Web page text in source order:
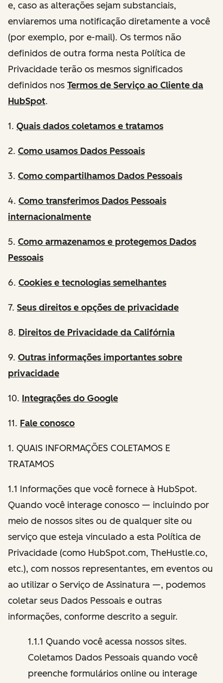
e, caso as alterações sejam substanciais,
enviaremos uma notificação diretamente a você
(por exemplo, por e-mail). Os termos não
definidos de outra forma nesta Política de
Privacidade terão os mesmos significados
definidos nos Termos de Serviço ao Cliente da
HubSpot.
1. Quais dados coletamos e tratamos
2. Como usamos Dados Pessoais
3. Como compartilhamos Dados Pessoais
4. Como transferimos Dados Pessoais
internacionalmente
5. Como armazenamos e protegemos Dados
Pessoais
6. Cookies e tecnologias semelhantes
7. Seus direitos e opções de privacidade
8. Direitos de Privacidade da Califórnia
9. Outras informações importantes sobre
privacidade
10. Integrações do Google
11. Fale conosco
1. QUAIS INFORMAÇÕES COLETAMOS E
TRATAMOS
1.1 Informações que você fornece à HubSpot.
Quando você interage conosco — incluindo por
meio de nossos sites ou de qualquer site ou
serviço que esteja vinculado a esta Política de
Privacidade (como HubSpot.com, TheHustle.co,
etc.), com nossos representantes, em eventos ou
ao utilizar o Serviço de Assinatura —, podemos
coletar seus Dados Pessoais e outras
informações, conforme descrito a seguir.
1.1.1 Quando você acessa nossos sites.
Coletamos Dados Pessoais quando você
preenche formulários online ou interage